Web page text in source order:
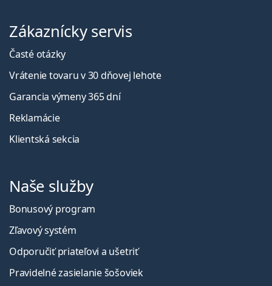
Zákaznícky servis
Časté otázky
Vrátenie tovaru v 30 dňovej lehote
Garancia výmeny 365 dní
Reklamácie
Klientská sekcia
Naše služby
Bonusový program
Zľavový systém
Odporučiť priateľovi a ušetriť
Pravidelné zasielanie šošoviek